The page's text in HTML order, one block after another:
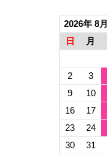
2026年 8月
日
月
2
3
9
10
16
17
23
24
30
31